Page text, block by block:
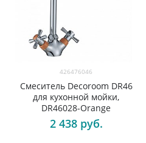
426476046
Смеситель Decoroom DR46
для кухонной мойки,
DR46028-Orange
2 438 руб.